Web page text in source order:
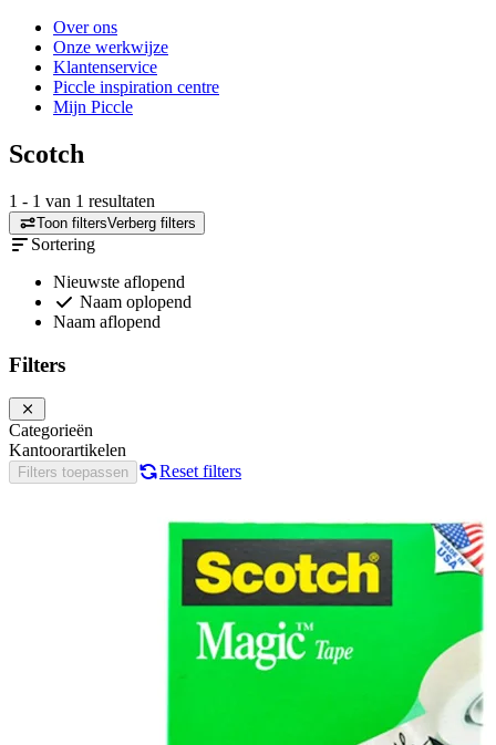
Over ons
Onze werkwijze
Klantenservice
Piccle inspiration centre
Mijn Piccle
Scotch
1 - 1 van 1 resultaten
Toon filtersVerberg filters
Sortering
Nieuwste aflopend
Naam oplopend
Naam aflopend
Filters
Categorieën
Kantoorartikelen
Filters toepassen Reset filters